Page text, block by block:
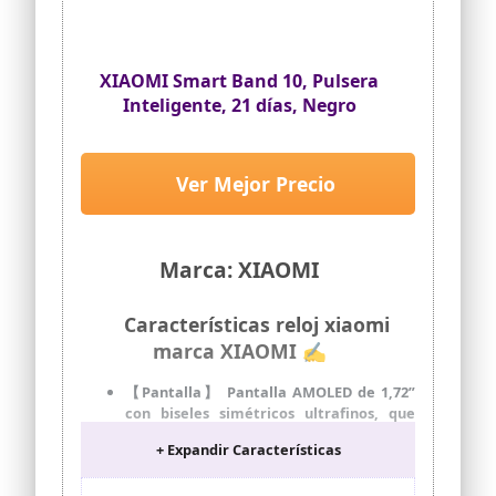
XIAOMI Smart Band 10, Pulsera
Inteligente, 21 días, Negro
Marca: XIAOMI
Ver Mejor Precio
Características reloj xiaomi
marca XIAOMI ✍
【Pantalla】 Pantalla AMOLED de 1,72”
con biseles simétricos ultrafinos, que
amplia, clara y cómoda para consultar
datos de un vistazo.
+ Expandir Características